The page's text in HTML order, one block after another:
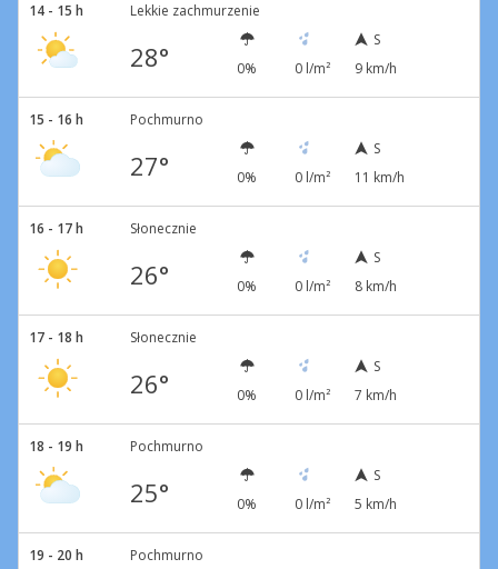
14 - 15 h Lekkie zachmurzenie
28° 0% 0 l/m²
S
9 km/h
15 - 16 h Pochmurno
27° 0% 0 l/m²
S
11 km/h
16 - 17 h Słonecznie
26° 0% 0 l/m²
S
8 km/h
17 - 18 h Słonecznie
26° 0% 0 l/m²
S
7 km/h
18 - 19 h Pochmurno
25° 0% 0 l/m²
S
5 km/h
19 - 20 h Pochmurno